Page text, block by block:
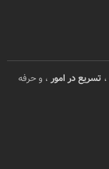
، تسریع در امور ، و حرفه